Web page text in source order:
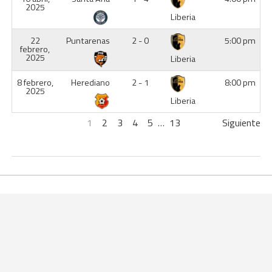
2025
Liberia
22
febrero,
2025
Puntarenas
2 - 0
Liberia
5:00 pm
8 febrero,
2025
Herediano
2 - 1
Liberia
8:00 pm
1 2 3 4 5 … 13 Siguiente